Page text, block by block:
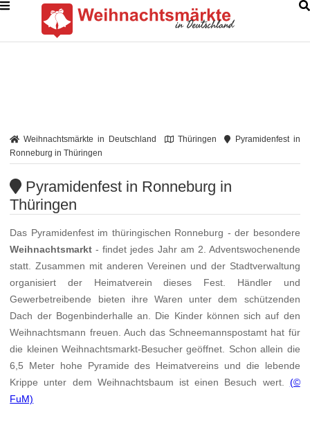
Weihnachtsmärkte in Deutschland Thüringen
Pyramidenfest in
Ronneburg in Thüringen
Pyramidenfest in Ronneburg in
Thüringen
Das Pyramidenfest im thüringischen Ronneburg - der besondere
Weihnachtsmarkt - findet jedes Jahr am 2. Adventswochenende
statt. Zusammen mit anderen Vereinen und der Stadtverwaltung
organisiert der Heimatverein dieses Fest. Händler und
Gewerbetreibende bieten ihre Waren unter dem schützenden
Dach der Bogenbinderhalle an. Die Kinder können sich auf den
Weihnachtsmann freuen. Auch das Schneemannspostamt hat für
die kleinen Weihnachtsmarkt-Besucher geöffnet. Schon allein die
6,5 Meter hohe Pyramide des Heimatvereins und die lebende
Krippe unter dem Weihnachtsbaum ist einen Besuch wert. (©
FuM)